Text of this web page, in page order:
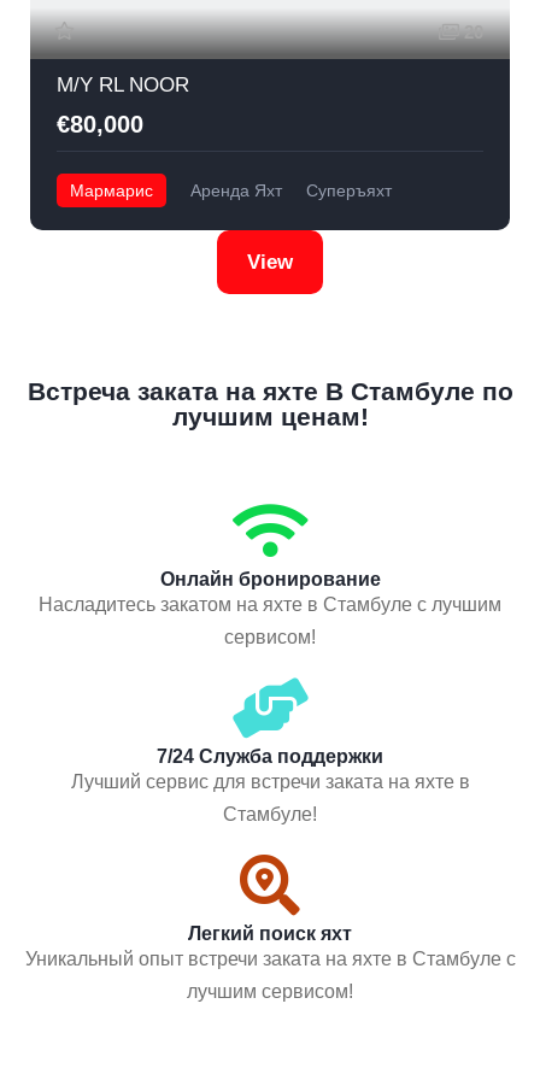
20
M/Y RL NOOR
€80,000
Мармарис Аренда Яхт Суперъяхт
View
Встреча заката на яхте В Стамбуле по
лучшим ценам!
Онлайн бронирование
Насладитесь закатом на яхте в Стамбуле с лучшим
сервисом!
7/24 Служба поддержки
Лучший сервис для встречи заката на яхте в
Стамбуле!
Легкий поиск яхт
Уникальный опыт встречи заката на яхте в Стамбуле с
лучшим сервисом!